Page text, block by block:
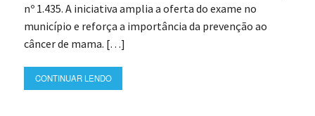
nº 1.435. A iniciativa amplia a oferta do exame no
município e reforça a importância da prevenção ao
câncer de mama. […]
CONTINUAR LENDO